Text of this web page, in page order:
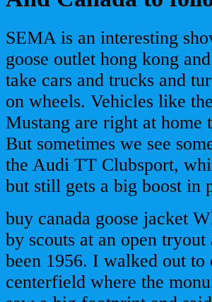
SEMA is an interesting
goose outlet hong kong and
take cars and trucks and
on wheels. Vehicles like
Mustang are right at home
But sometimes we see
the Audi TT Clubsport,
but still gets a big boost in
buy canada goose jacket
by scouts at an open
been 1956. I walked out to
centerfield where the